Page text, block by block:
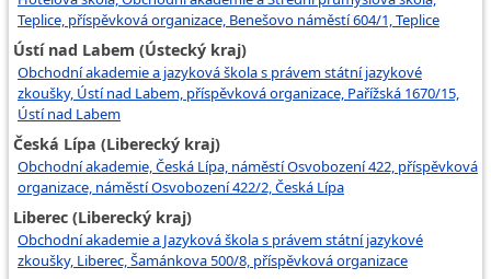
Teplice, příspěvková organizace, Benešovo náměstí 604/1, Teplice
Ústí nad Labem (Ústecký kraj)
Obchodní akademie a jazyková škola s právem státní jazykové
zkoušky, Ústí nad Labem, příspěvková organizace, Pařížská 1670/15,
Ústí nad Labem
Česká Lípa (Liberecký kraj)
Obchodní akademie, Česká Lípa, náměstí Osvobození 422, příspěvková
organizace, náměstí Osvobození 422/2, Česká Lípa
Liberec (Liberecký kraj)
Obchodní akademie a Jazyková škola s právem státní jazykové
zkoušky, Liberec, Šamánkova 500/8, příspěvková organizace